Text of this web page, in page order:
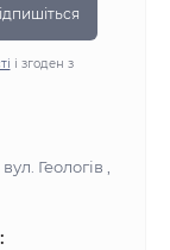
і згоден з
Геологів ,